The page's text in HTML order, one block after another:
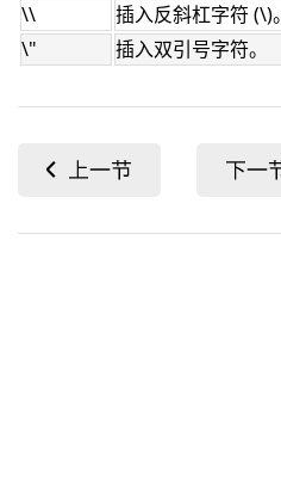
\\ 插入反斜杠字符 (\)。
\" 插入双引号字符。